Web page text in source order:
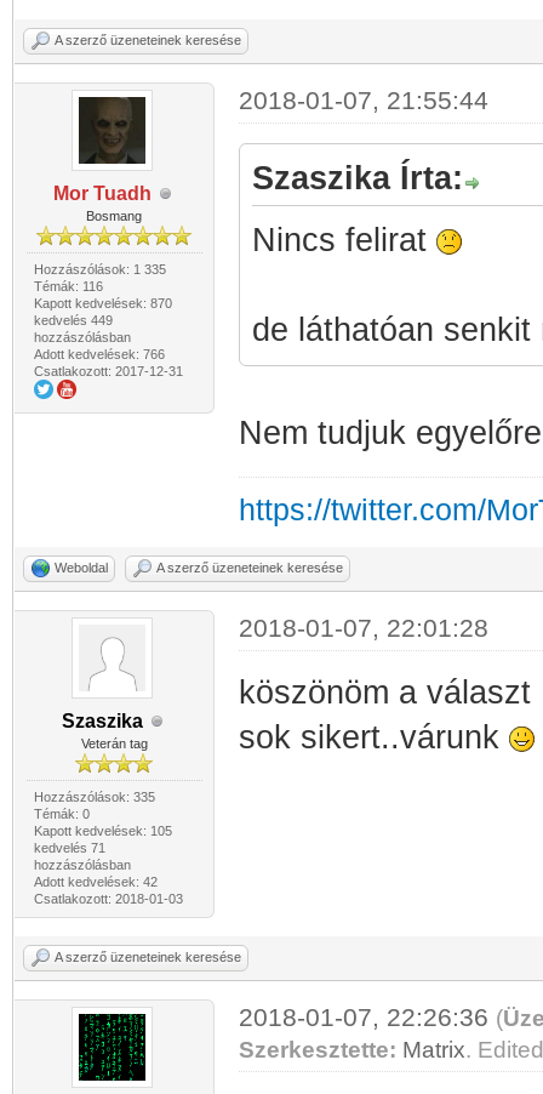
A szerző üzeneteinek keresése
Mor Tuadh
Bosmang
Hozzászólások: 1 335
Témák: 116
Kapott kedvelések: 870
kedvelés 449
hozzászólásban
Adott kedvelések: 766
Csatlakozott: 2017-12-31
2018-01-07, 21:55:44
Szaszika Írta:
Nincs felirat
de láthatóan
Nem tudjuk
https://twitter.com/
Weboldal A szerző üzeneteinek keresése
Szaszika
Veterán tag
Hozzászólások: 335
Témák: 0
Kapott kedvelések: 105
kedvelés 71
hozzászólásban
Adott kedvelések: 42
Csatlakozott: 2018-01-03
2018-01-07, 22:01:28
köszönöm a választ
sok sikert..várunk
A szerző üzeneteinek keresése
2018-01-07, 22:26:36 (
Szerkesztette: Matrix.